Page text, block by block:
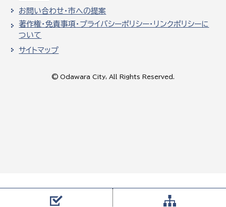
お問い合わせ・市への提案
著作権・免責事項・プライバシーポリシー・リンクポリシーに
ついて
サイトマップ
© Odawara City, All Rights Reserved.